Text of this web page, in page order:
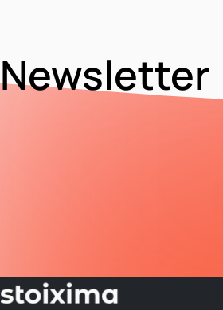
Newsletter